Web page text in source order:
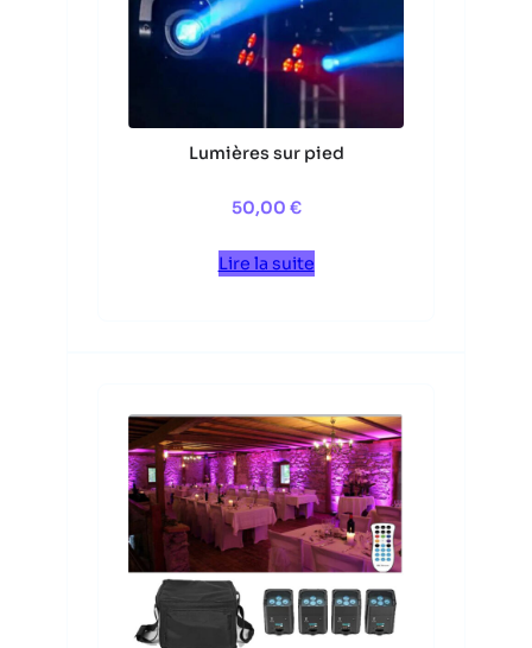
Lumières sur pied
50,00 €
Lire la suite